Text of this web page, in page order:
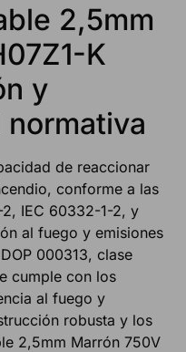
2,5mm
K
y
de reaccionar
conforme a las
IEC 60332-1-2, y
al fuego y emisiones
000313, clase
cumple con los
al fuego y
robusta y los
2,5mm Marrón 750V